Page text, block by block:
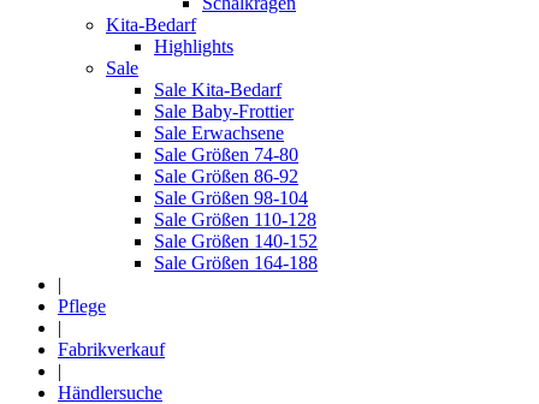
Kita-Bedarf
Highlights
Sale
Sale Kita-Bedarf
Sale Baby-Frottier
Sale Erwachsene
Sale Größen 74-80
Sale Größen 86-92
Sale Größen 98-104
Sale Größen 110-128
Sale Größen 140-152
Sale Größen 164-188
|
Pflege
|
Fabrikverkauf
|
Händlersuche